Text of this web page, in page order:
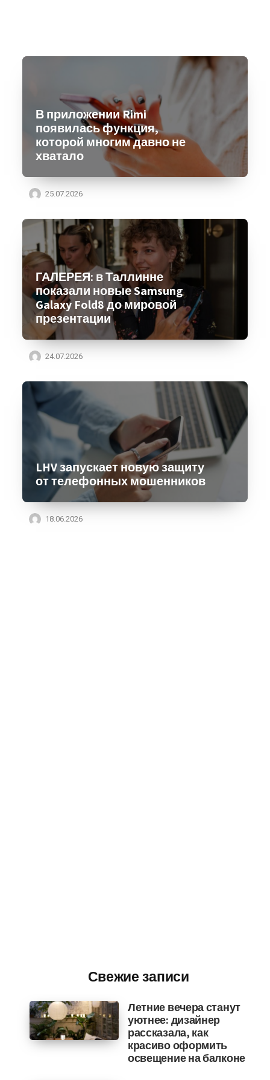
В приложении Rimi
появилась функция,
которой многим давно не
хватало
25.07.2026
ГАЛЕРЕЯ: в Таллинне
показали новые Samsung
Galaxy Fold8 до мировой
презентации
24.07.2026
LHV запускает новую защиту
от телефонных мошенников
18.06.2026
Свежие записи
Летние вечера станут
уютнее: дизайнер
рассказала, как
красиво оформить
освещение на балконе